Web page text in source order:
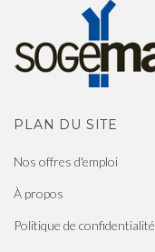
PLAN DU SITE
Nos offres d'emploi
À propos
Politique de confidentialité